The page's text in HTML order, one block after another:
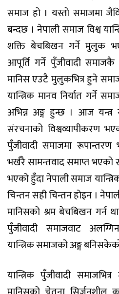
समाज हो । यस्तो समाजमा
बन्दछ । नेपाली समाज विश्व
शक्ति बेचबिखन गर्ने मुलुक
आपूर्ति गर्ने पुँजीवादी समाजकै
मानिस एउटै मुलुकभित्र हुने
यान्त्रिक मानव निर्यात गर्ने
अभिन्न अङ्ग हुन्छ । आज यन्त्र
संरचनाको विश्वव्यापीकरण
पुँजीवादी समाजमा
भर्खरै सामन्तवाद समाप्त भएको
भएको हुँदा नेपाली समाज
चिन्तन सही चिन्तन होइन ।
मानिसको श्रम बेचबिखन गर्न
पुँजीवादी समाजवाट
यान्त्रिक समाजको अङ्ग
यान्त्रिक पुँजीवादी